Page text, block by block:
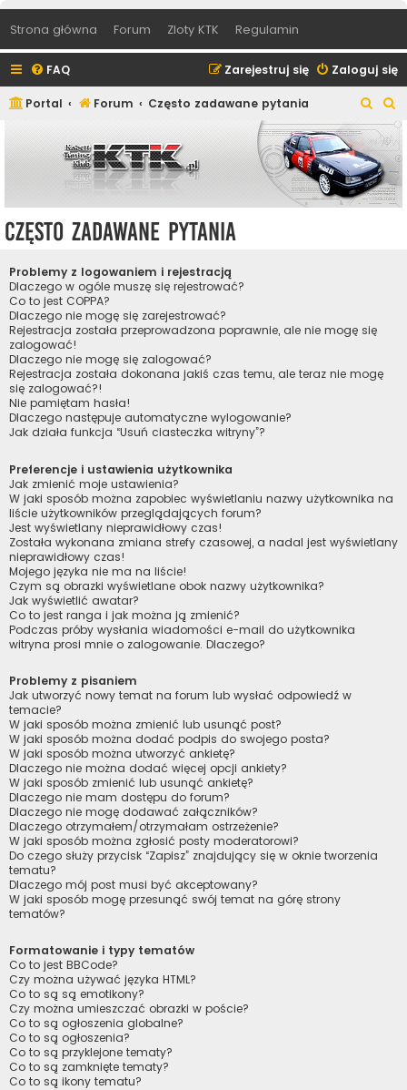
Strona główna Forum Zloty KTK Regulamin
FAQ Zaloguj się
Zarejestruj się
Portal Forum Często zadawane pytania
z
u
k
z
u
k
a
Często zadawane pytania
Problemy z logowaniem i rejestracją
Dlaczego w ogóle muszę się rejestrować?
Co to jest COPPA?
Dlaczego nie mogę się zarejestrować?
Rejestracja została przeprowadzona poprawnie, ale nie mogę się
zalogować!
Dlaczego nie mogę się zalogować?
Rejestracja została dokonana jakiś czas temu, ale teraz nie mogę
się zalogować?!
Nie pamiętam hasła!
Dlaczego następuje automatyczne wylogowanie?
Jak działa funkcja “Usuń ciasteczka witryny”?
Preferencje i ustawienia użytkownika
Jak zmienić moje ustawienia?
W jaki sposób można zapobiec wyświetlaniu nazwy użytkownika na
liście użytkowników przeglądających forum?
Jest wyświetlany nieprawidłowy czas!
Została wykonana zmiana strefy czasowej, a nadal jest wyświetlany
nieprawidłowy czas!
Mojego języka nie ma na liście!
Czym są obrazki wyświetlane obok nazwy użytkownika?
Jak wyświetlić awatar?
Co to jest ranga i jak można ją zmienić?
Podczas próby wysłania wiadomości e-mail do użytkownika
witryna prosi mnie o zalogowanie. Dlaczego?
Problemy z pisaniem
Jak utworzyć nowy temat na forum lub wysłać odpowiedź w
temacie?
W jaki sposób można zmienić lub usunąć post?
W jaki sposób można dodać podpis do swojego posta?
W jaki sposób można utworzyć ankietę?
Dlaczego nie można dodać więcej opcji ankiety?
W jaki sposób zmienić lub usunąć ankietę?
Dlaczego nie mam dostępu do forum?
Dlaczego nie mogę dodawać załączników?
Dlaczego otrzymałem/otrzymałam ostrzeżenie?
W jaki sposób można zgłosić posty moderatorowi?
Do czego służy przycisk “Zapisz” znajdujący się w oknie tworzenia
tematu?
Dlaczego mój post musi być akceptowany?
W jaki sposób mogę przesunąć swój temat na górę strony
tematów?
Formatowanie i typy tematów
Co to jest BBCode?
Czy można używać języka HTML?
Co to są są emotikony?
Czy można umieszczać obrazki w poście?
Co to są ogłoszenia globalne?
Co to są ogłoszenia?
Co to są przyklejone tematy?
Co to są zamknięte tematy?
Co to są ikony tematu?